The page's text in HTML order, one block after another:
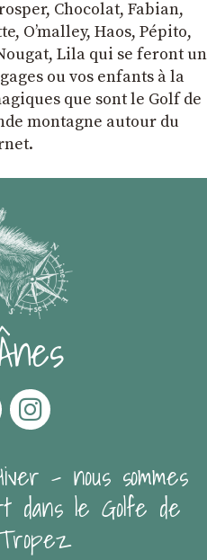
Chocolat, Fabian,
Oʼmalley, Haos, Pépito,
Lila qui se feront un
ou vos enfants à la
que sont le Golf de
montagne autour du
- nous sommes
dans le Golfe de